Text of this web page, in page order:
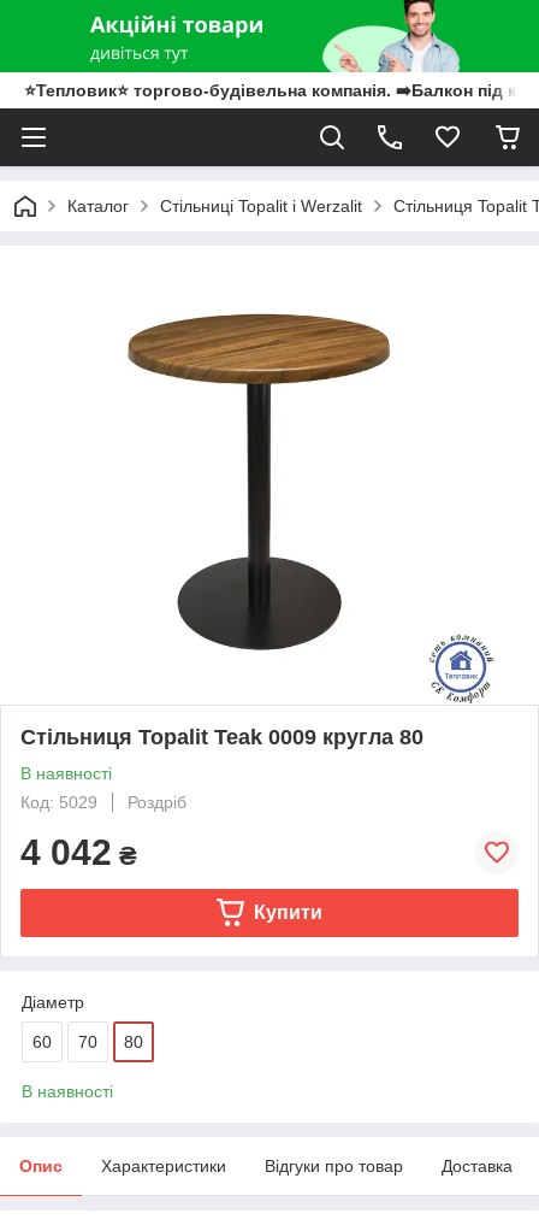
⭐Тепловик⭐ торгово-будівельна компанія. ➡️Балкон під
Каталог Стільниці Topalit і Werzalit Стільниця Topalit
Стільниця Topalit Teak 0009 кругла 80
В наявності
Код: 5029
Роздріб
4 042 ₴
Купити
Діаметр
60 70 80
В наявності
Опис Характеристики Відгуки про товар Доставка